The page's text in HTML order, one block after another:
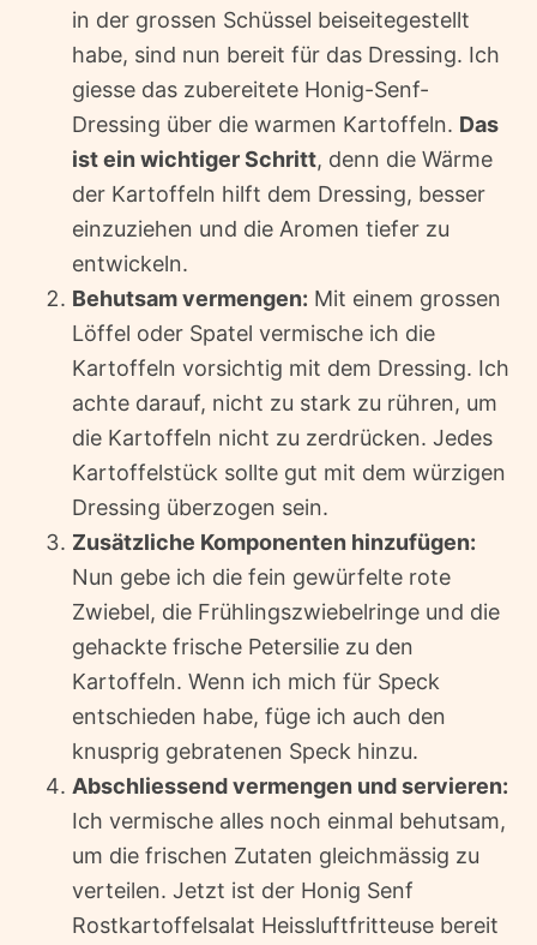
in der grossen Schüssel beiseitegestellt
habe, sind nun bereit für das Dressing. Ich
giesse das zubereitete Honig-Senf-
Dressing über die warmen Kartoffeln. Das
ist ein wichtiger Schritt, denn die Wärme
der Kartoffeln hilft dem Dressing, besser
einzuziehen und die Aromen tiefer zu
entwickeln.
Behutsam vermengen: Mit einem grossen
Löffel oder Spatel vermische ich die
Kartoffeln vorsichtig mit dem Dressing. Ich
achte darauf, nicht zu stark zu rühren, um
die Kartoffeln nicht zu zerdrücken. Jedes
Kartoffelstück sollte gut mit dem würzigen
Dressing überzogen sein.
Zusätzliche Komponenten hinzufügen:
Nun gebe ich die fein gewürfelte rote
Zwiebel, die Frühlingszwiebelringe und die
gehackte frische Petersilie zu den
Kartoffeln. Wenn ich mich für Speck
entschieden habe, füge ich auch den
knusprig gebratenen Speck hinzu.
Abschliessend vermengen und servieren:
Ich vermische alles noch einmal behutsam,
um die frischen Zutaten gleichmässig zu
verteilen. Jetzt ist der Honig Senf
Rostkartoffelsalat Heissluftfritteuse bereit